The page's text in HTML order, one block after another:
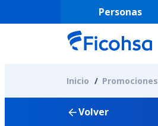
Personas
Inicio Promociones
Volver